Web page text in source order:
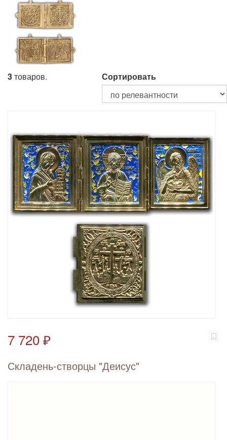
3товаров. Сортировать
7 720 ₽
Складень-створцы "Деисус"